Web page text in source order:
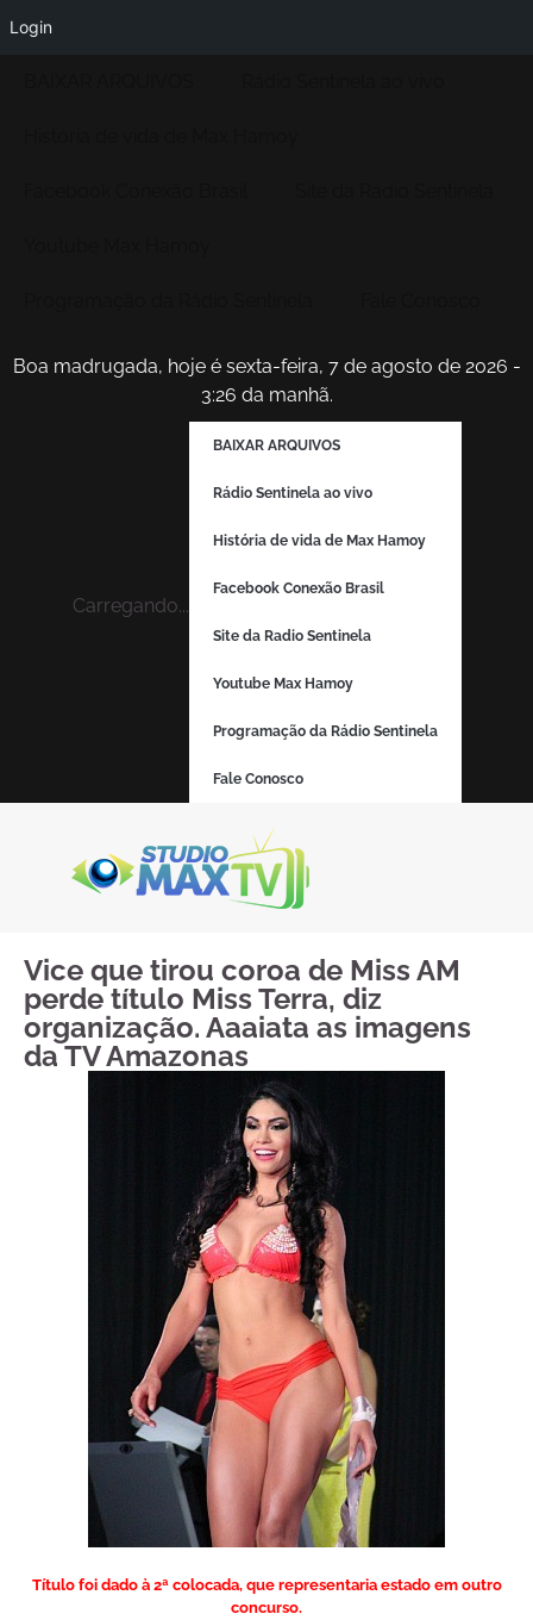
Boa madrugada, hoje é sexta-feira, 7 de agosto de 2026 -
3:26 da manhã.
Carregando...
BAIXAR ARQUIVOS
Rádio Sentinela ao vivo
História de vida de Max Hamoy
Facebook Conexão Brasil
Site da Radio Sentinela
Youtube Max Hamoy
Programação da Rádio Sentinela
Fale Conosco
Vice que tirou coroa de Miss AM
perde título Miss Terra, diz
organização. Aaaiata as imagens
da TV Amazonas
Título foi dado à 2ª colocada, que representaria estado em outro
concurso.
Login